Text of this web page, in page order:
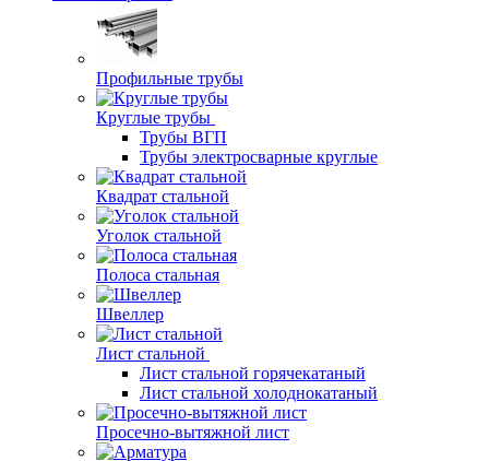
Профильные трубы
Круглые трубы
Трубы ВГП
Трубы электросварные круглые
Квадрат стальной
Уголок стальной
Полоса стальная
Швеллер
Лист стальной
Лист стальной горячекатаный
Лист стальной холоднокатаный
Просечно-вытяжной лист